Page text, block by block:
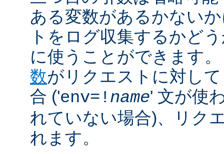
ある変数があるかない
トをログ収集するかど
に使うことができます
数がリクエストに対し
合 ('env=! name' 文が使
れていない場合)、リク
れます。